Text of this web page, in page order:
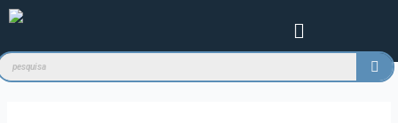
o
conteúdo
Menu